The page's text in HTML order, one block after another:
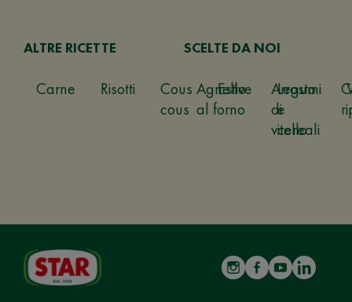
ALTRE RICETTE
Carne Risotti
Cous
cous
Estive
Legumi
e
cereali
SCELTE DA NOI
Agnello
al forno
Arrosto
di
vitello